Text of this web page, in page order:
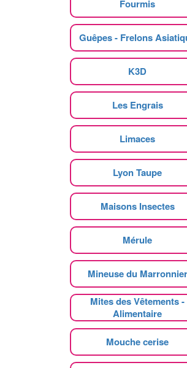
Fourmis
Guêpes - Frelons
K3D
Les Engrais
Limaces
Lyon Taupe
Maisons Insectes
Mérule
Mineuse du Marronnier
Mites des Vêtements -
Alimentaire
Mouche cerise